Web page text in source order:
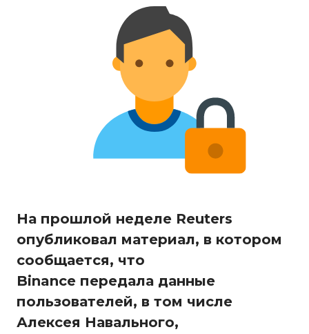
На прошлой неделе Reuters
опубликовал материал, в котором
сообщается, что
Binance передала данные
пользователей, в том числе
Алексея Навального,